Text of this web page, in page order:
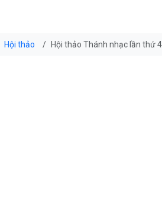
Hội thảo Hội thảo Thánh nhạc lần thứ